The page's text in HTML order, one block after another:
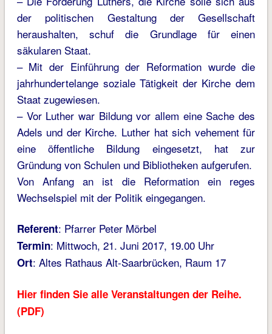
der politischen Gestaltung der Gesellschaft
heraushalten, schuf die Grundlage für einen
säkularen Staat.
– Mit der Einführung der Reformation wurde die
jahrhundertelange soziale Tätigkeit der Kirche dem
Staat zugewiesen.
– Vor Luther war Bildung vor allem eine Sache des
Adels und der Kirche. Luther hat sich vehement für
eine öffentliche Bildung eingesetzt, hat zur
Gründung von Schulen und Bibliotheken aufgerufen.
Von Anfang an ist die Reformation ein reges
Wechselspiel mit der Politik eingegangen.
Referent: Pfarrer Peter Mörbel
Termin: Mittwoch, 21. Juni 2017, 19.00 Uhr
Ort: Altes Rathaus Alt-Saarbrücken, Raum 17
Hier finden Sie alle Veranstaltungen der Reihe.
(PDF)